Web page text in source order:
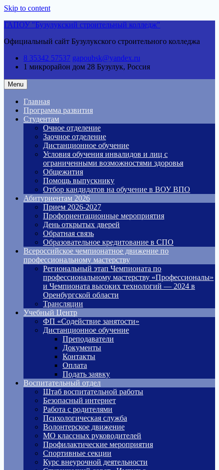
Skip to content
ГАПОУ "Бузулукский строительный колледж"
Официальный сайт Бузулукского строительного колледжа
8 35342 57537 gapoubsk@yandex.ru
1 микрорайон дом 28 Бузулук, Россия
Menu
Главная
Программа развития
Студентам
Очное отделение
Заочное отделение
Дистанционное обучение
Условия обучения инвалидов и лиц с
ограниченными возможностями здоровья
Общежития
Помощь выпускнику
Отбор кандидатов на обучение в ВОУ ВПО
Абитуриентам 2026
Прием 2026-2027
Профориентационные мероприятия
День открытых дверей
Обратная связь
Образовательное кредитование в СПО
Всероссийское чемпионатное движение по
профессиональному мастерству
Региональный этап Чемпионата по
профессиональному мастерству «Профессионалы»
и Чемпионата высоких технологий — 2024 в
Оренбургской области
Трансляции
Учебный Центр
ФП «Содействие занятости»
Дистанционное обучение
Преподаватели
Документы
Контакты
Оплата
Подать заявку
Воспитательный отдел
Штаб воспитательной работы
Безопасный интернет
Работа с родителями
Психологическая служба
Волонтерское движение
МО классных руководителей
Профилактические мероприятия
Спортивные секции
Курс внеурочной деятельности